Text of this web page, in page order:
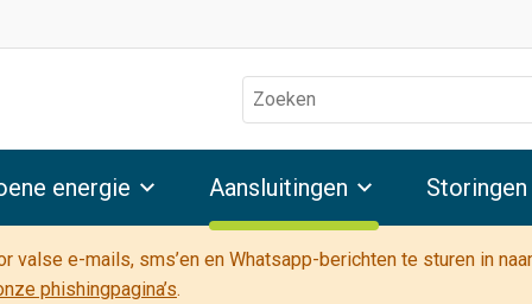
Zoeken
energie Aansluitingen
e-mails, sms’en en Whatsapp-berichten te sturen in
phishingpagina’s.